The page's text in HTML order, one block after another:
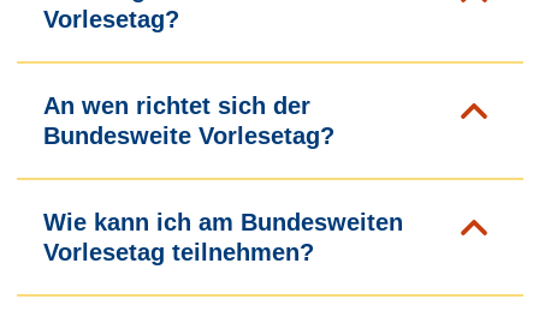
Vorlesetag?
An wen richtet sich der
Bundesweite Vorlesetag?
Wie kann ich am Bundesweiten
Vorlesetag teilnehmen?